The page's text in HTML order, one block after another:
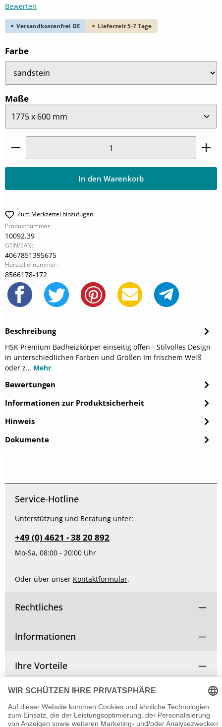
Durchschnittliche Bewertung von 0 von 5 Sternen
Bewerten
Versandkostenfrei DE Lieferzeit 5-7 Tage
Farbeauswählen
Maßeauswählen
Produkt Anzahl: Gib den gewünschten Wert ein
In den Warenkorb
Zum Merkzettel hinzufügen
Produktnummer:
10092.39
GTIN/EAN:
4067851395675
Herstellernummer:
8566178-172
Beschreibung
HSK Premium Badheizkörper einseitig offen - Stilvolles Design
in unterschiedlichen Farben und Größen Im frischem Weiß
oder z… Mehr
Bewertungen
Informationen zur Produktsicherheit
Hinweis
Dokumente
Service-Hotline
Unterstützung und Beratung unter:
+49 (0) 4621 - 38 20 892
Mo-Sa, 08:00 - 20:00 Uhr
Oder über unser Kontaktformular.
Rechtliches
Informationen
Ihre Vorteile
Vertrag widerrufen